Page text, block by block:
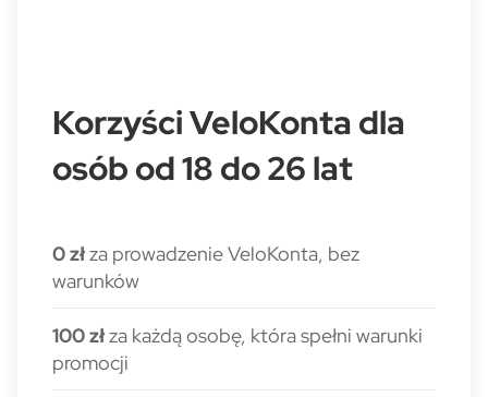
Korzyści VeloKonta dla
osób od 18 do 26 lat
0 złza prowadzenie VeloKonta, bez
warunków
100 złza każdą osobę, która spełni warunki
promocji